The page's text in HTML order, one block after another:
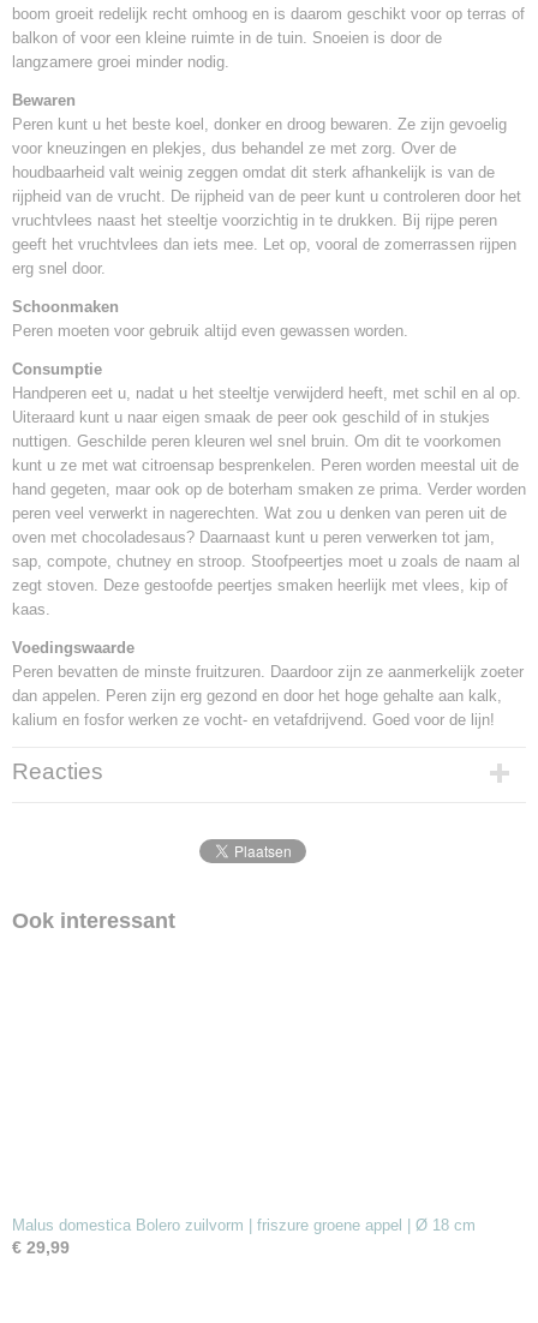
90 cm (inclusief pot)
Potmaat
Inhoud pot
5 Liter
Levertijd
1-2 werkdagen
boom groeit redelijk recht omhoog en is daarom geschikt voor op terras of
balkon of voor een kleine ruimte in de tuin. Snoeien is door de
langzamere groei minder nodig.
Bewaren
Peren kunt u het beste koel, donker en droog bewaren. Ze zijn gevoelig
voor kneuzingen en plekjes, dus behandel ze met zorg. Over de
houdbaarheid valt weinig zeggen omdat dit sterk afhankelijk is van de
rijpheid van de vrucht. De rijpheid van de peer kunt u controleren door het
vruchtvlees naast het steeltje voorzichtig in te drukken. Bij rijpe peren
geeft het vruchtvlees dan iets mee. Let op, vooral de zomerrassen rijpen
erg snel door.
Schoonmaken
Peren moeten voor gebruik altijd even gewassen worden.
Consumptie
Handperen eet u, nadat u het steeltje verwijderd heeft, met schil en al op.
Uiteraard kunt u naar eigen smaak de peer ook geschild of in stukjes
nuttigen. Geschilde peren kleuren wel snel bruin. Om dit te voorkomen
kunt u ze met wat citroensap besprenkelen. Peren worden meestal uit de
hand gegeten, maar ook op de boterham smaken ze prima. Verder worden
peren veel verwerkt in nagerechten. Wat zou u denken van peren uit de
oven met chocoladesaus? Daarnaast kunt u peren verwerken tot jam,
sap, compote, chutney en stroop. Stoofpeertjes moet u zoals de naam al
zegt stoven. Deze gestoofde peertjes smaken heerlijk met vlees, kip of
kaas.
Voedingswaarde
Peren bevatten de minste fruitzuren. Daardoor zijn ze aanmerkelijk zoeter
dan appelen. Peren zijn erg gezond en door het hoge gehalte aan kalk,
kalium en fosfor werken ze vocht- en vetafdrijvend. Goed voor de lijn!
Reacties
Ook interessant
Malus domestica Bolero zuilvorm | friszure groene appel | Ø 18 cm
€ 29,99